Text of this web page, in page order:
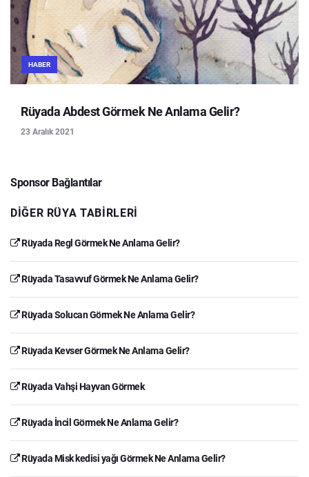
HABER
Rüyada Abdest Görmek Ne Anlama Gelir?
23 Aralık 2021
Sponsor Bağlantılar
DIĞER RÜYA TABIRLERI
Rüyada Regl Görmek Ne Anlama Gelir?
Rüyada Tasavvuf Görmek Ne Anlama Gelir?
Rüyada Solucan Görmek Ne Anlama Gelir?
Rüyada Kevser Görmek Ne Anlama Gelir?
Rüyada Vahşi Hayvan Görmek
Rüyada İncil Görmek Ne Anlama Gelir?
Rüyada Misk kedisi yağı Görmek Ne Anlama Gelir?